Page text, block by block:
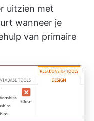
uitzien met
wanneer je
van primaire